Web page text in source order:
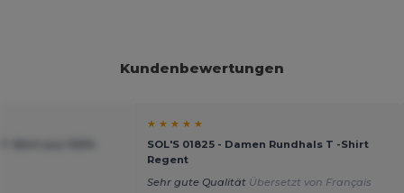
Kundenbewertungen
★ ★ ★ ★ ★
SOL'S 01825 - Damen Rundhals T -Shirt
Regent
Sehr gute Qualität Übersetzt von Français